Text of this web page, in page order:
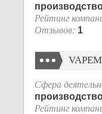
Рейтинг
Отзывов: 1
Сфера
Рейтинг